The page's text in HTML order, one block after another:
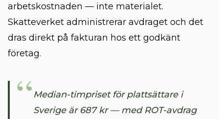
arbetskostnaden — inte materialet.
Skatteverket administrerar avdraget och det
dras direkt på fakturan hos ett godkänt
företag.
“ Median-timpriset för plattsättare i
Sverige är 687 kr — med ROT-avdrag